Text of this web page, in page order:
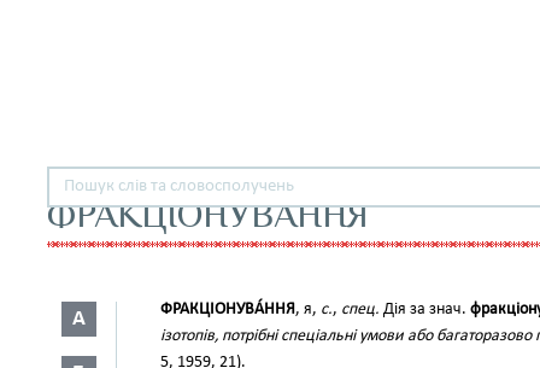
ФРАКЦІОНУВАННЯ
А ФРАКЦІОНУВА́ННЯ, я, с., спец. Дія за знач.
ізотопів, потрібні спеціальні умови або
5, 1959, 21).